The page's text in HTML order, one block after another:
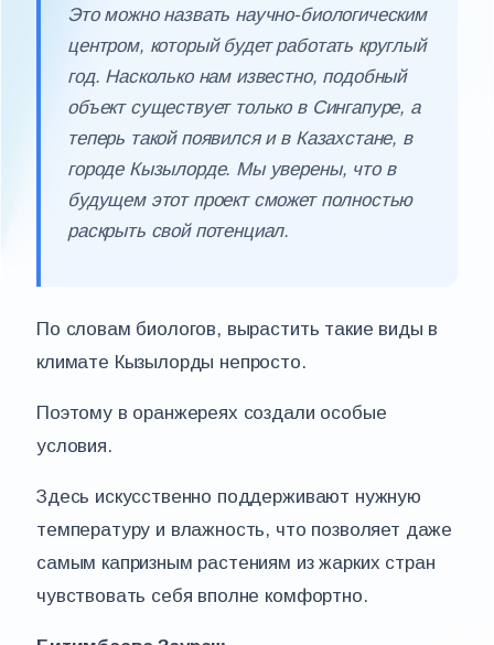
Это можно назвать научно-биологическим
центром, который будет работать круглый
год. Насколько нам известно, подобный
объект существует только в Сингапуре, а
теперь такой появился и в Казахстане, в
городе Кызылорде. Мы уверены, что в
будущем этот проект сможет полностью
раскрыть свой потенциал.
По словам биологов, вырастить такие виды в
климате Кызылорды непросто.
Поэтому в оранжереях создали особые
условия.
Здесь искусственно поддерживают нужную
температуру и влажность, что позволяет даже
самым капризным растениям из жарких стран
чувствовать себя вполне комфортно.